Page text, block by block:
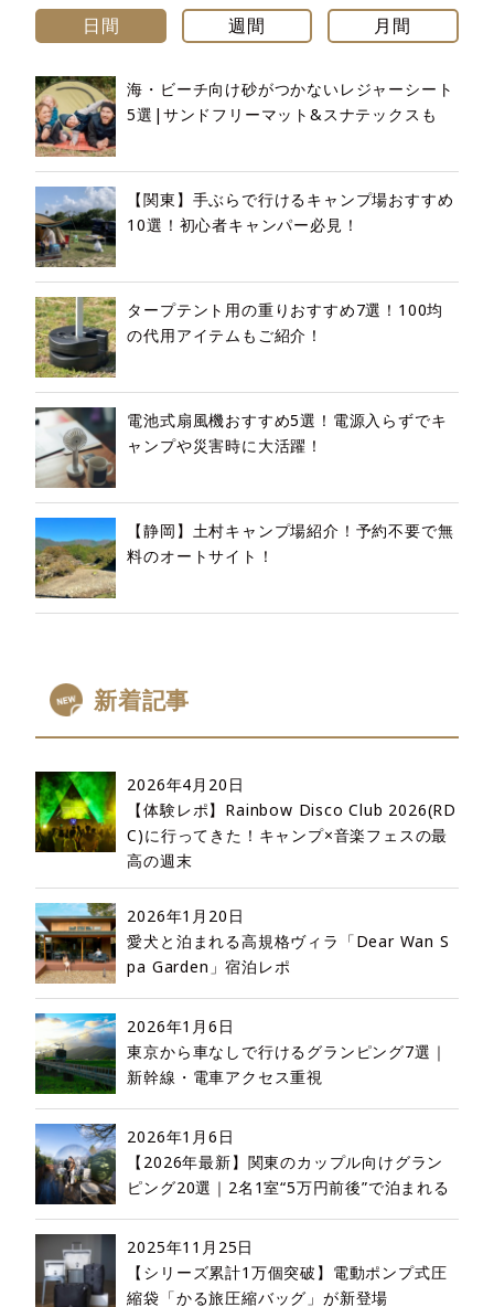
日間 週間 月間
海・ビーチ向け砂がつかないレジャーシート
5選|サンドフリーマット&スナテックスも
【関東】手ぶらで行けるキャンプ場おすすめ
10選！初心者キャンパー必見！
タープテント用の重りおすすめ7選！100均
の代用アイテムもご紹介！
電池式扇風機おすすめ5選！電源入らずでキ
ャンプや災害時に大活躍！
【静岡】土村キャンプ場紹介！予約不要で無
料のオートサイト！
新着記事
2026年4月20日
【体験レポ】Rainbow Disco Club 2026(RD
C)に行ってきた！キャンプ×音楽フェスの最
高の週末
2026年1月20日
愛犬と泊まれる高規格ヴィラ「Dear Wan S
pa Garden」宿泊レポ
2026年1月6日
東京から車なしで行けるグランピング7選｜
新幹線・電車アクセス重視
2026年1月6日
【2026年最新】関東のカップル向けグラン
ピング20選｜2名1室“5万円前後”で泊まれる
2025年11月25日
【シリーズ累計1万個突破】電動ポンプ式圧
縮袋「かる旅圧縮バッグ」が新登場